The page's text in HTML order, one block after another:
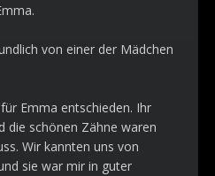
von einer der Mädchen
Emma entschieden. Ihr
die schönen Zähne waren
Wir kannten uns von
sie war mir in guter